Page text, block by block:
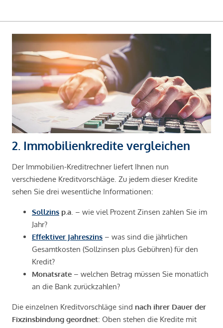
2. Immobilienkredite vergleichen
Der Immobilien-Kreditrechner liefert Ihnen nun
verschiedene Kreditvorschläge. Zu jedem dieser Kredite
sehen Sie drei wesentliche Informationen:
Sollzins p.a . – wie viel Prozent Zinsen zahlen Sie im
Jahr?
Effektiver Jahreszins – was sind die jährlichen
Gesamtkosten (Sollzinsen plus Gebühren) für den
Kredit?
Monatsrate – welchen Betrag müssen Sie monatlich
an die Bank zurückzahlen?
Die einzelnen Kreditvorschläge sind nach ihrer Dauer der
Fixzinsbindung geordnet: Oben stehen die Kredite mit